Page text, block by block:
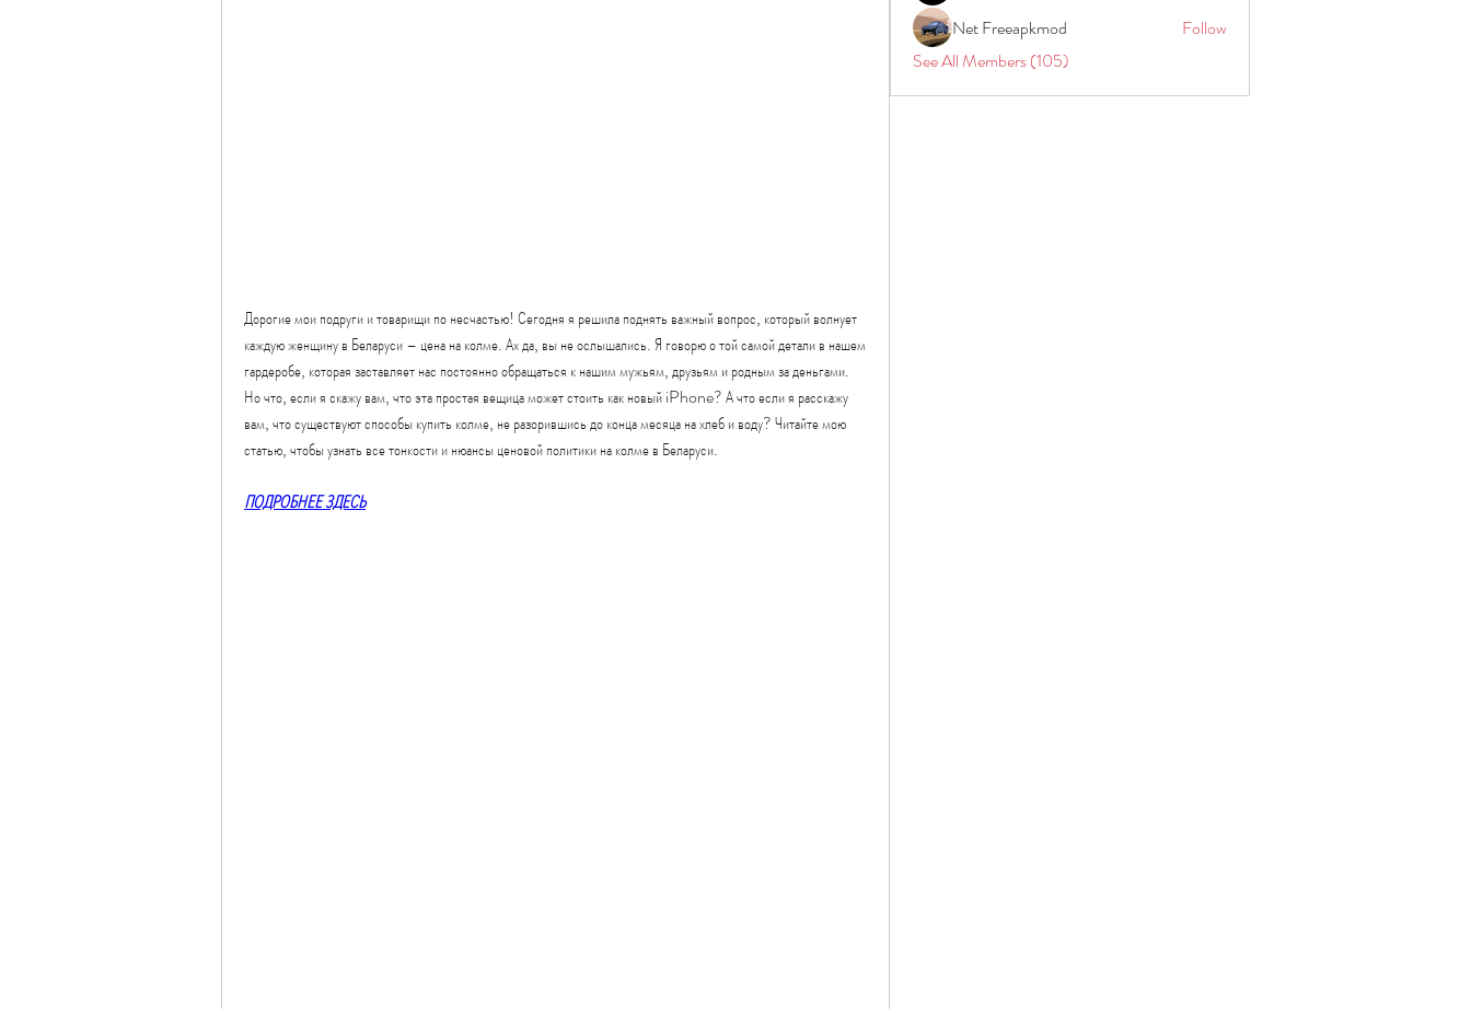
Дорогие мои подруги и товарищи по несчастью! Сегодня я решила поднять важный вопрос, который волнует
каждую женщину в Беларуси – цена на колме. Ах да, вы не ослышались. Я говорю о той самой детали в нашем
гардеробе, которая заставляет нас постоянно обращаться к нашим мужьям, друзьям и родным за деньгами.
Но что, если я скажу вам, что эта простая вещица может стоить как новый iPhone? А что если я расскажу
вам, что существуют способы купить колме, не разорившись до конца месяца на хлеб и воду? Читайте мою
статью, чтобы узнать все тонкости и нюансы ценовой политики на колме в Беларуси.
ПОДРОБНЕЕ ЗДЕСЬ
Net Freeapkmod
Follow
See All Members (105)